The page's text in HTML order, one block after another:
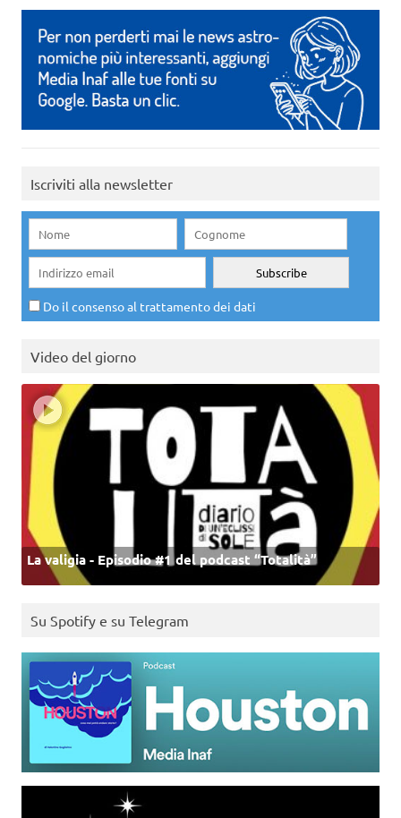
Iscriviti alla newsletter
Do il consenso al trattamento dei dati
Video del giorno
La valigia - Episodio #1 del podcast “Totalità”
Su Spotify e su Telegram